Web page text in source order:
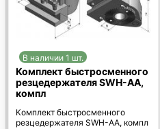
В наличии 1 шт.
Комплект быстросменного
резцедержателя SWH-AA,
компл
Комплект быстросменного
резцедержателя SWH-AA, компл